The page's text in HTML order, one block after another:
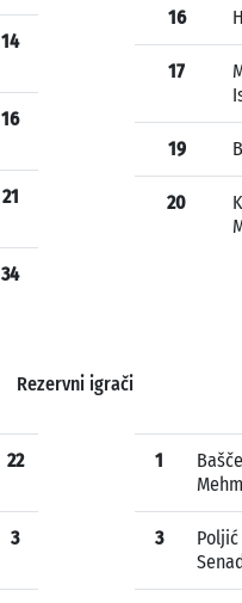
14
16
21
34
16
17
19
20
Rezervni igrači
22
3
1
3
Poljić